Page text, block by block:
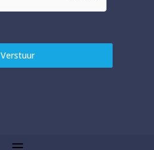
Verstuur